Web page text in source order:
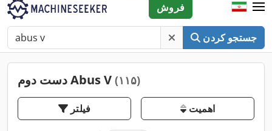
جستجو کردن
فروش
دست دوم Abus V (۱۱۵)
فیلتر اهمیت